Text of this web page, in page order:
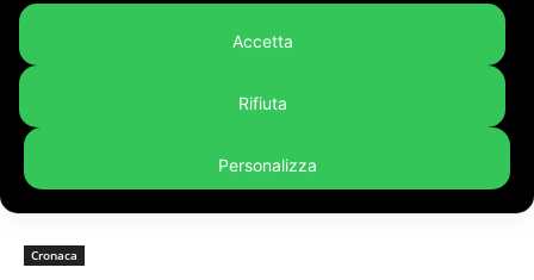
Cronaca
Accetta
Rifiuta
Personalizza